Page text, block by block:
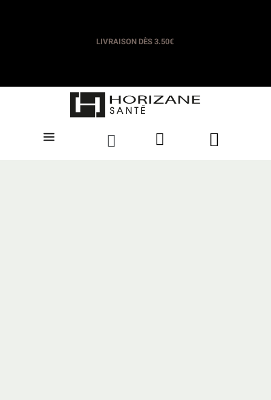
LIVRAISON OFFERTE DÈS 35€​